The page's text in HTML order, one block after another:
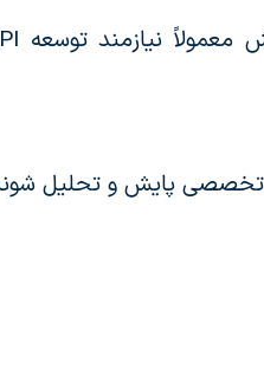
تخصصی پایش و تحلیل